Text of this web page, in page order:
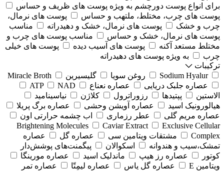
برای انواع پوست دورچشم به ویژه پوست های ظریف و حساس
پوست های چرب، مختلط، ملتهب و حساس
پوست های نرمال،
چرب و خشک
پوست های نرمال، خشک و دهیدراته
مناسب
پوست های نرمال، خشک و حساس
مناسب پوست های چرب و
مختلط مستعد آکنه
پوست های آسیب دیده
پوست های خیلی
چرب
به ویژه پوست های دهیدراته
ترکیبات
Sodium Hyalur
روغن سویا گلیسیرین
Miracle Broth
عصاره جلبک دریایی
عصاره نعناع ATP
NAD
الاستین
پپتیدها رزوراترول کلاژن
⁠نیاسینامید
هیالورونیک اسید
عصاره آویشن وحشی
عصاره برگ پریلا
عصاره مریم گلی
عطر رزماری
اب چشمه حرارتی اون
Brightening Molecules
Caviar Extract
Exclusive Cellular
Complex
مشتقات ویتامین سی عصاره گل
عصاره
تمشک،سیب و هندوانه
اسکوالان
پیگمنت‌های پوشش‌دار
کوتور
عصاره رز هیپ ماندلیک اسید
عصاره مورینگا
ویتامین E
عصاره گل یاس عصاره لیمِتّا
عصاره تمر